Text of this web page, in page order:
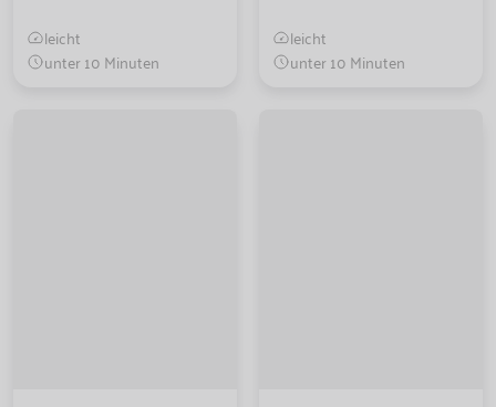
leicht
unter 10 Minuten
leicht
unter 10 Minuten